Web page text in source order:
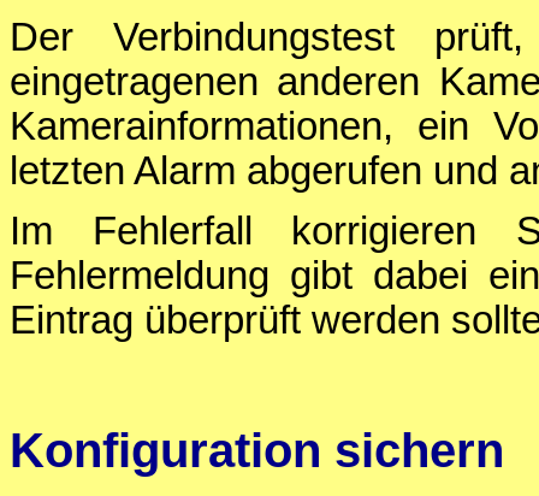
Der Verbindungstest
eingetragenen anderen
Kamerainformationen, ein
letzten Alarm abgerufen und
Im Fehlerfall korrigieren
Fehlermeldung gibt dabei
Eintrag überprüft werden
Konfiguration sichern